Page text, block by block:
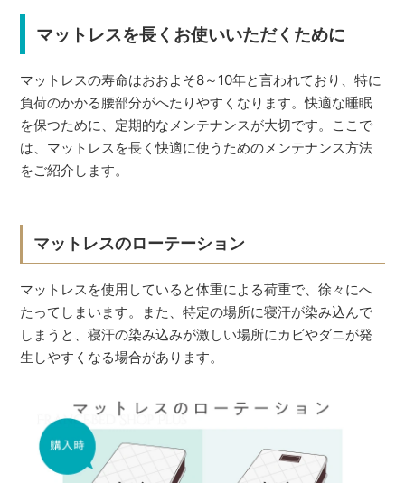
マットレスを長くお使いいただくために
マットレスの寿命はおおよそ8～10年と言われており、特に
負荷のかかる腰部分がへたりやすくなります。快適な睡眠
を保つために、定期的なメンテナンスが大切です。ここで
は、マットレスを長く快適に使うためのメンテナンス方法
をご紹介します。
マットレスのローテーション
マットレスを使用していると体重による荷重で、徐々にへ
たってしまいます。また、特定の場所に寝汗が染み込んで
しまうと、寝汗の染み込みが激しい場所にカビやダニが発
生しやすくなる場合があります。